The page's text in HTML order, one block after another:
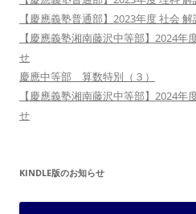
【慶應義塾普通部】2023年度 社会
【慶應義塾湘南藤沢中等部】2024年
せ
慶應中等部 算数特別（３）
【慶應義塾湘南藤沢中等部】2024年
せ
KINDLE版のお知らせ